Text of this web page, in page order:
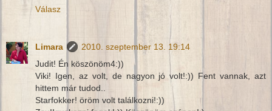
Válasz
Limara
2010. szeptember 13. 19:14
Judit! Én köszönöm4:))
Viki! Igen, az volt, de nagyon jó volt!:)) Fent vannak, azt
hittem már tudod..
Starfokker! öröm volt találkozni!:))